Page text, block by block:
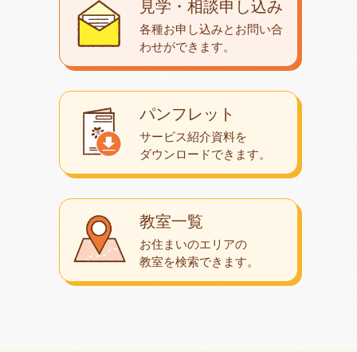
教室一覧
お住まいのエリアの
教室を検索できます。
パンフレット
サービス紹介資料を
ダウンロードできます。
見学・相談申し込み
各種お申し込みとお問い合
わせができます。